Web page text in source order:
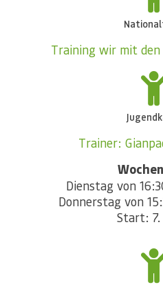
Training wir mit
Trainer:
Dienstag von
Donnerstag von
Start: